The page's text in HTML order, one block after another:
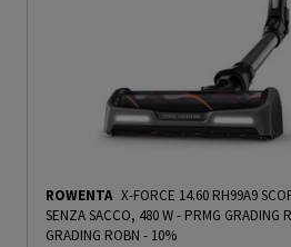
ROWENTA X-FORCE 14.60 RH99A9
SENZA SACCO, 480 W - PRMG GRADING
GRADING ROBN - 10%